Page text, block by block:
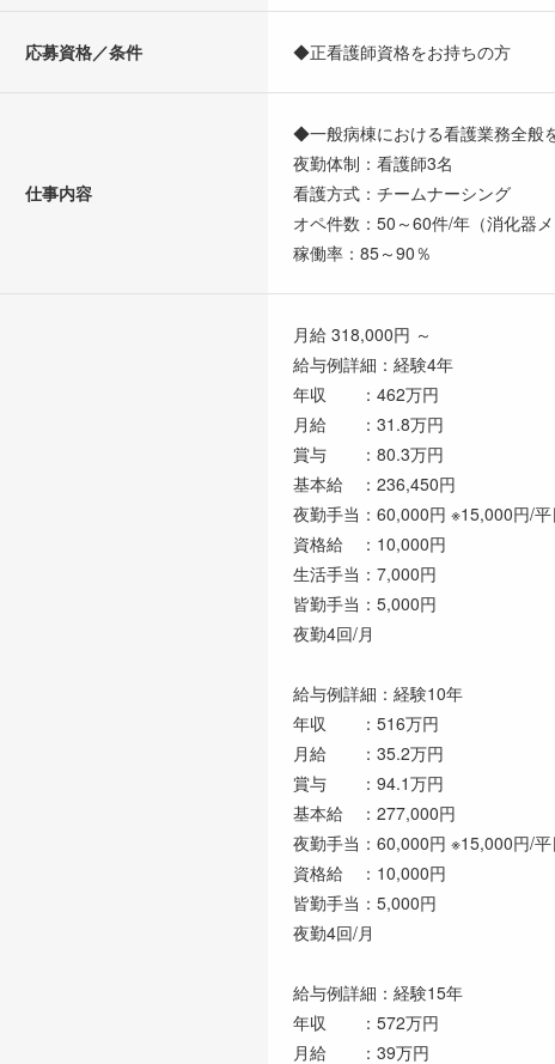
応募資格／条件 ◆正看護師資格をお持ちの方
仕事内容
◆一般病棟における看護業務全般
夜勤体制：看護師3名
看護方式：チームナーシング
オペ件数：50～60件/年（消化器メ
稼働率：85～90％
月給 318,000円 ～
給与例詳細：経験4年
年収 ：462万円
月給 ：31.8万円
賞与 ：80.3万円
基本給 ：236,450円
夜勤手当：60,000円 ※15,000円/
資格給 ：10,000円
生活手当：7,000円
皆勤手当：5,000円
夜勤4回/月
給与例詳細：経験10年
年収 ：516万円
月給 ：35.2万円
賞与 ：94.1万円
基本給 ：277,000円
夜勤手当：60,000円 ※15,000円/
資格給 ：10,000円
皆勤手当：5,000円
夜勤4回/月
給与例詳細：経験15年
年収 ：572万円
月給 ：39万円